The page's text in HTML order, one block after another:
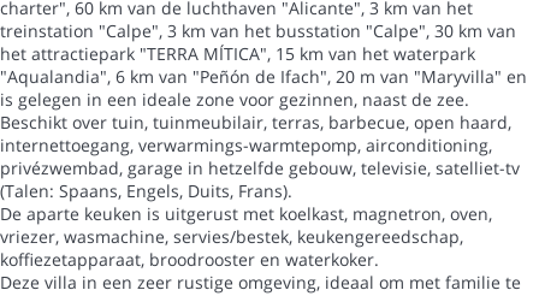
charter", 60 km van de luchthaven "Alicante", 3 km van het
treinstation "Calpe", 3 km van het busstation "Calpe", 30 km van
het attractiepark "TERRA MÍTICA", 15 km van het waterpark
"Aqualandia", 6 km van "Peñón de Ifach", 20 m van "Maryvilla" en
is gelegen in een ideale zone voor gezinnen, naast de zee.
Beschikt over tuin, tuinmeubilair, terras, barbecue, open haard,
internettoegang, verwarmings-warmtepomp, airconditioning,
privézwembad, garage in hetzelfde gebouw, televisie, satelliet-tv
(Talen: Spaans, Engels, Duits, Frans).
De aparte keuken is uitgerust met koelkast, magnetron, oven,
vriezer, wasmachine, servies/bestek, keukengereedschap,
koffiezetapparaat, broodrooster en waterkoker.
Deze villa in een zeer rustige omgeving, ideaal om met familie te